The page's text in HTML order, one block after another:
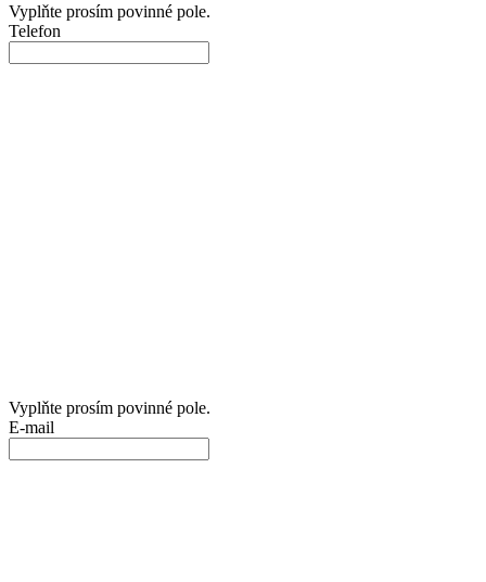
Vyplňte prosím povinné pole.
Telefon
Vyplňte prosím povinné pole.
E-mail